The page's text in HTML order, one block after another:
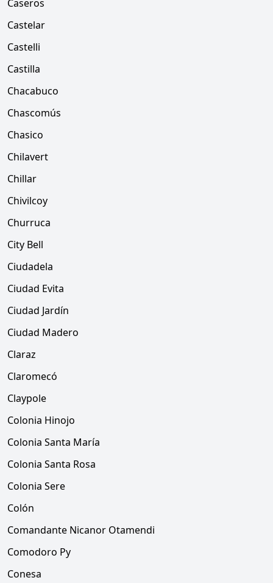
Caseros
Castelar
Castelli
Castilla
Chacabuco
Chascomús
Chasico
Chilavert
Chillar
Chivilcoy
Churruca
City Bell
Ciudadela
Ciudad Evita
Ciudad Jardín
Ciudad Madero
Claraz
Claromecó
Claypole
Colonia Hinojo
Colonia Santa María
Colonia Santa Rosa
Colonia Sere
Colón
Comandante Nicanor Otamendi
Comodoro Py
Conesa